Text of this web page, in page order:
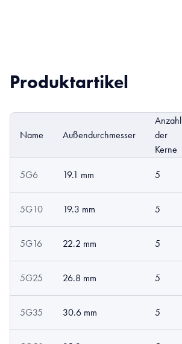
Produktartikel
Name Außendurchmesser
Anzahl
der
Kerne
5G6 19.1 mm 5
5G10 19.3 mm 5
5G16 22.2 mm 5
5G25 26.8 mm 5
5G35 30.6 mm 5